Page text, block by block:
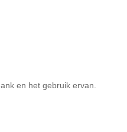
en het gebruik ervan.